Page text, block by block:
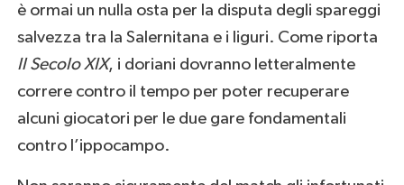
è ormai un nulla osta per la disputa degli spareggi
salvezza tra la Salernitana e i liguri. Come riporta
Il Secolo XIX, i doriani dovranno letteralmente
correre contro il tempo per poter recuperare
alcuni giocatori per le due gare fondamentali
contro l’ippocampo.